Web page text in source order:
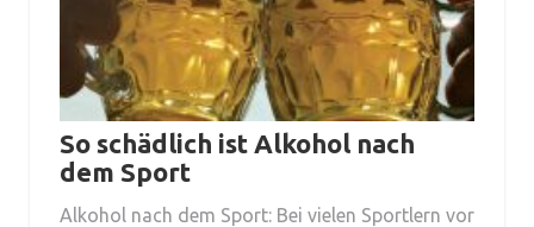
So schädlich ist Alkohol nach
dem Sport
Alkohol nach dem Sport: Bei vielen Sportlern vor